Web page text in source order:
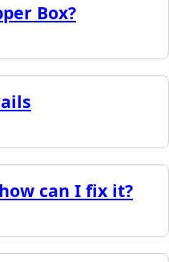
Box?
can I fix it?